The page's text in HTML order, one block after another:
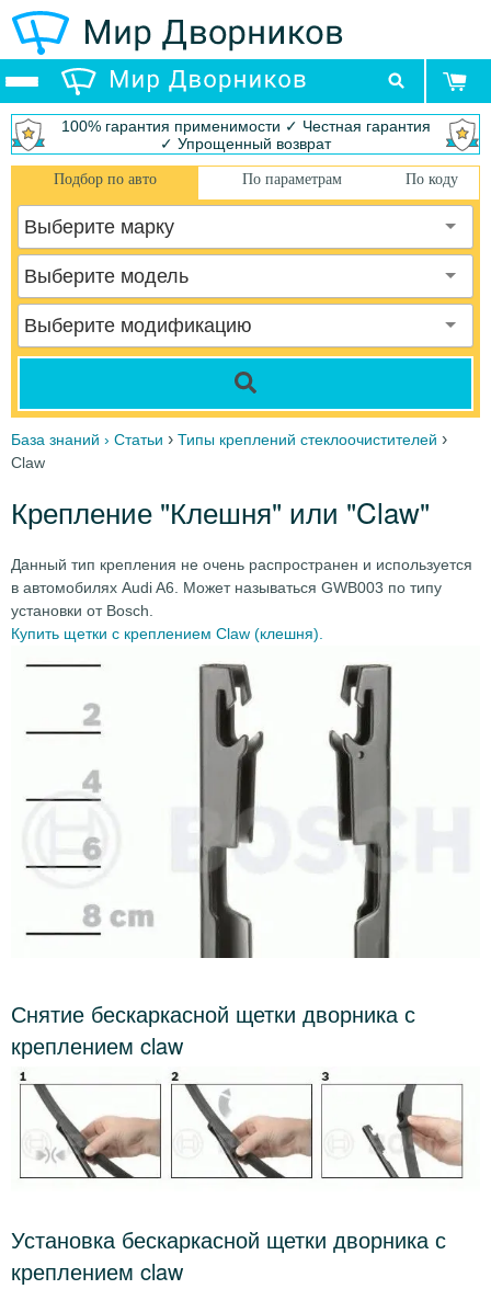
100% гарантия применимости ✓ Честная гарантия
✓ Упрощенный возврат
Подбор по авто По параметрам По коду
Выберите марку
Выберите модель
Выберите модификацию
База знаний › Статьи › Типы креплений стеклоочистителей ›
Claw
Крепление "Клешня" или "Claw"
Данный тип крепления не очень распространен и используется
в автомобилях Audi A6. Может называться GWB003 по типу
установки от Bosch.
Купить щетки с креплением Claw (клешня).
Снятие бескаркасной щетки дворника с
креплением claw
Установка бескаркасной щетки дворника с
креплением claw